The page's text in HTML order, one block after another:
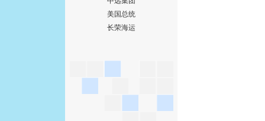
美国总统
长荣海运